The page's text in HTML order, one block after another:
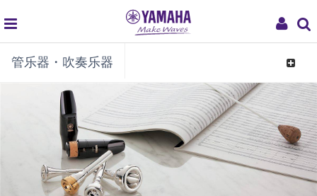
My
global
navigation
管乐器・吹奏乐器
Toggle